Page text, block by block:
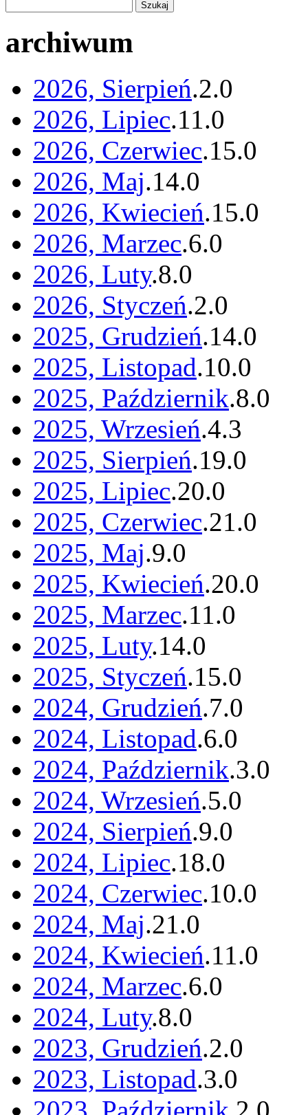
archiwum
2026, Sierpień.2.0
2026, Lipiec.11.0
2026, Czerwiec.15.0
2026, Maj.14.0
2026, Kwiecień.15.0
2026, Marzec.6.0
2026, Luty.8.0
2026, Styczeń.2.0
2025, Grudzień.14.0
2025, Listopad.10.0
2025, Październik.8.0
2025, Wrzesień.4.3
2025, Sierpień.19.0
2025, Lipiec.20.0
2025, Czerwiec.21.0
2025, Maj.9.0
2025, Kwiecień.20.0
2025, Marzec.11.0
2025, Luty.14.0
2025, Styczeń.15.0
2024, Grudzień.7.0
2024, Listopad.6.0
2024, Październik.3.0
2024, Wrzesień.5.0
2024, Sierpień.9.0
2024, Lipiec.18.0
2024, Czerwiec.10.0
2024, Maj.21.0
2024, Kwiecień.11.0
2024, Marzec.6.0
2024, Luty.8.0
2023, Grudzień.2.0
2023, Listopad.3.0